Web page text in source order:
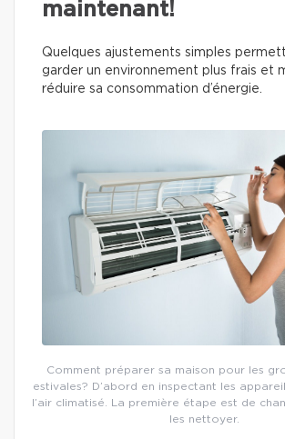
maintenant!
Quelques ajustements simples
garder un environnement plus frais et
réduire sa consommation d’énergie.
Comment préparer sa maison pour les
estivales? D’abord en inspectant les
l’air climatisé. La première étape est de
les nettoyer.